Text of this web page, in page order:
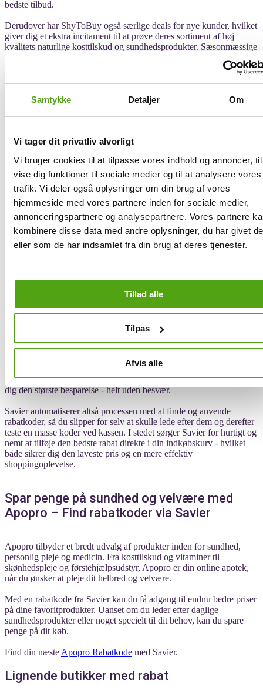
Samtykke Detaljer Om
Vi tager dit privatliv alvorligt
Vi bruger cookies til at tilpasse vores indhold og annoncer,
vise dig funktioner til sociale medier og til at analysere vores
trafik. Vi deler også oplysninger om din brug af vores
hjemmeside med vores partnere inden for sociale medier,
annonceringspartnere og analysepartnere. Vores partnere
kombinere disse data med andre oplysninger, du har givet
eller som de har indsamlet fra din brug af deres tjenester.
Tillad alle
Tilpas
Afvis alle
bedste tilbud.
Derudover har ShyToBuy også særlige deals for nye kunder, hvilket
giver dig et ekstra incitament til at prøve deres sortiment af høj
kvalitets naturlige kosttilskud og sundhedsprodukter. Sæsonmæssige
Monday er også tidspunkter, hvor ShyToBuy skruer op for deres
du altid vil føle dig i gode hænder.
ShyToBuy er stedet for dig, som leder efter diskrete løsninger på
personlige problemer – de har et nøje udvalg af produkter suppleret
med gode deals og rabatkoder, alt sammen med det formål at
forbedre din livskvalitet.
Få rabat på ShyToBuy med Savier
når du shopper online. Med rabatkoder kan du opnå forskellige
fordele såsom procentvise besparelser, faste prisnedsættelser eller
gratis fragt. Dog kan det nogle gange være svært at finde ud af, hvor
man egentlig skal lede efter rabatkoder - og ikke mindst hvordan
man bedst anvender dem.
tilføjer dem til din indkøbskurv, sørger Savier automatisk for at finde
de bedste rabatkoder til lige netop de varer, du ønsker at købe.
Derefter tester den koderne for at sikre, at de stadig er gyldige,
hvorefter du med ét enkelt klik selv kan aktivere den kode, der giver
dig den største besparelse - helt uden besvær.
Savier automatiserer altså processen med at finde og anvende
rabatkoder, så du slipper for selv at skulle lede efter dem og derefter
teste en masse koder ved kassen. I stedet sørger Savier for hurtigt og
nemt at tilføje den bedste rabat direkte i din indkøbskurv - hvilket
både sikrer dig den laveste pris og en mere effektiv
shoppingoplevelse.
Spar penge på sundhed og velvære med
Apopro – Find rabatkoder via Savier
Apopro tilbyder et bredt udvalg af produkter inden for sundhed,
personlig pleje og medicin. Fra kosttilskud og vitaminer til
skønhedspleje og førstehjælpsudstyr, Apopro er din online apotek,
når du ønsker at pleje dit helbred og velvære.
Med en rabatkode fra Savier kan du få adgang til endnu bedre priser
på dine favoritprodukter. Uanset om du leder efter daglige
sundhedsprodukter eller noget specielt til dit behov, kan du spare
penge på dit køb.
Find din næste Apopro Rabatkode med Savier.
Lignende butikker med rabat